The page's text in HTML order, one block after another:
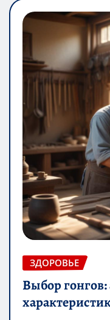
ЗДОРОВЬЕ
Выбор